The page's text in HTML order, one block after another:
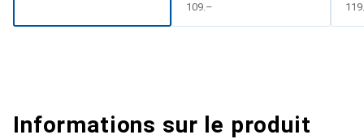
CHF
109.– CHF
Informations sur le produit